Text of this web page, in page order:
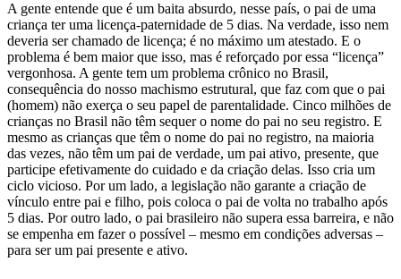
A gente entende que é um baita absurdo, nesse país, o pai de uma
criança ter uma licença-paternidade de 5 dias. Na verdade, isso nem
deveria ser chamado de licença; é no máximo um atestado. E o
problema é bem maior que isso, mas é reforçado por essa “licença”
vergonhosa. A gente tem um problema crônico no Brasil,
consequência do nosso machismo estrutural, que faz com que o pai
(homem) não exerça o seu papel de parentalidade. Cinco milhões de
crianças no Brasil não têm sequer o nome do pai no seu registro. E
mesmo as crianças que têm o nome do pai no registro, na maioria
das vezes, não têm um pai de verdade, um pai ativo, presente, que
participe efetivamente do cuidado e da criação delas. Isso cria um
ciclo vicioso. Por um lado, a legislação não garante a criação de
vínculo entre pai e filho, pois coloca o pai de volta no trabalho após
5 dias. Por outro lado, o pai brasileiro não supera essa barreira, e não
se empenha em fazer o possível – mesmo em condições adversas –
para ser um pai presente e ativo.